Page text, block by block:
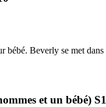
bébé. Beverly se met
et un bébé)